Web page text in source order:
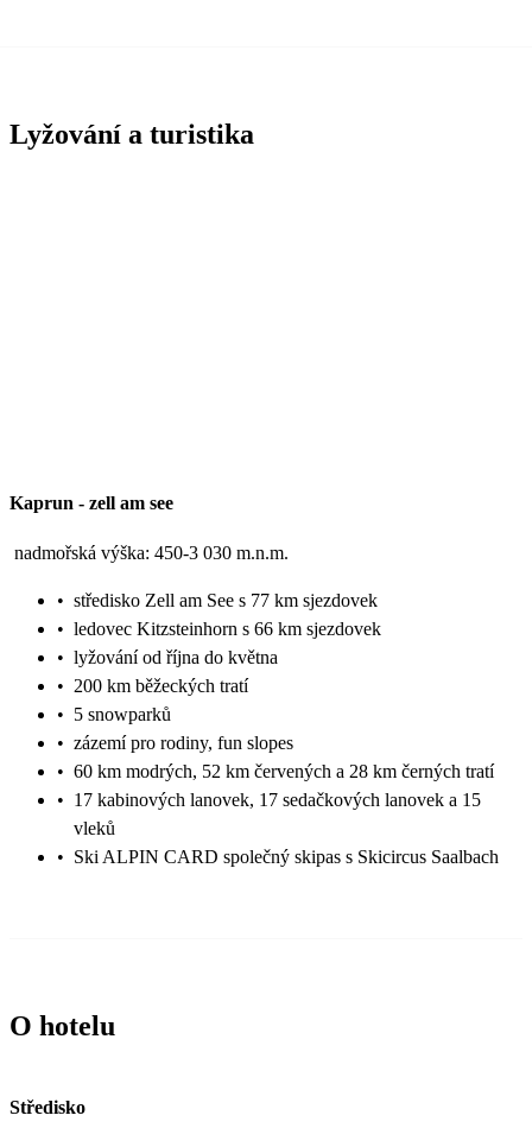
Lyžování a turistika
Kaprun - zell am see
nadmořská výška: 450-3 030 m.n.m.
• středisko Zell am See s 77 km sjezdovek
• ledovec Kitzsteinhorn s 66 km sjezdovek
• lyžování od října do května
• 200 km běžeckých tratí
• 5 snowparků
• zázemí pro rodiny, fun slopes
• 60 km modrých, 52 km červených a 28 km černých tratí
• 17 kabinových lanovek, 17 sedačkových lanovek a 15
vleků
• Ski ALPIN CARD společný skipas s Skicircus Saalbach
O hotelu
Středisko